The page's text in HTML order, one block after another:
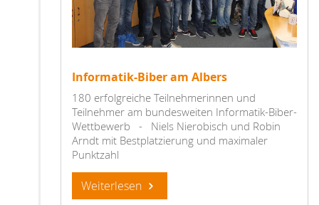
Informatik-Biber am Albers
180 erfolgreiche Teilnehmerinnen und
Teilnehmer am bundesweiten Informatik-Biber-
Wettbewerb - Niels Nierobisch und Robin
Arndt mit Bestplatzierung und maximaler
Punktzahl
Weiterlesen